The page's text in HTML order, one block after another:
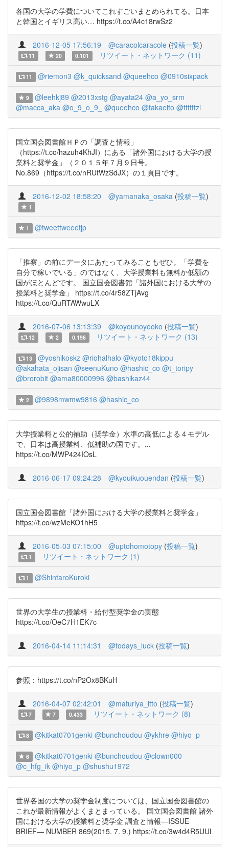
各国の大学の学費についてこれすごいまとめられてる。日本
と韓国とイギリス高い… https://t.co/A4c18rwSz2
2016-12-05 17:56:19 @caracolcaracole (投稿一覧)
11 20 0.101 リツイート・ネットワーク (11)
11 @riemon3 @k_quicksand @queehco @0910sixpack
9 @leehkj89 @2013xstg @ayata24 @a_yo_srm
@macca_aka @o_9_o_9_ @queehco @takaeito @ttttttzl
国立国会図書館ＨＰの「調査と情報」
（https://t.co/hazuh4KhJI）にある「諸外国における大学の授
業料と奨学金」（２０１５年７月９日号。
No.869（https://t.co/nRUfWzSdJX）の１頁目です。
2016-12-02 18:58:20 @yamanaka_osaka (投稿一覧)
1
1 @tweettweeetjp
「推察」の前にデータにあたってみることもぜひ。「学費を
自分で稼いでいる」のではなく、大学授業料も無料か低額の
国がほとんどです。 国立国会図書館「諸外国における大学の
授業料と奨学金」 https://t.co/4r58ZTjAvg
https://t.co/QuRTAWwuLX
2016-07-06 13:13:39 @koyounoyooko (投稿一覧)
12 2 0.196 リツイート・ネットワーク (13)
13 @yoshikoskz @riohalhalo @kyoto18kippu
@akahata_ojisan @seenuKuno @hashic_co @t_toripy
@brorobit @ama80000996 @bashikaz44
2 @9898mwmw9816 @hashic_co
大学授業料と公的補助（奨学金）水準の高低による４モデル
で、日本は高授業料、低補助の国です。...
https://t.co/MWP424IOsL
2016-06-17 09:24:28 @kyouikuouendan (投稿一覧)
国立国会図書館「諸外国における大学の授業料と奨学金」
https://t.co/wzMeKO1hH5
2016-05-03 07:15:00 @uptohomotopy (投稿一覧)
1 リツイート・ネットワーク (1)
1 @ShintaroKuroki
世界の大学生の授業料・給付型奨学金の実態
https://t.co/OeC7H1EK7c
2016-04-14 11:14:31 @todays_luck (投稿一覧)
参照：https://t.co/nP2Ox8BKuH
2016-04-07 02:42:01 @maturiya_itto (投稿一覧)
7 7 0.433 リツイート・ネットワーク (8)
8 @kitkat0701genki @bunchoudou @ykhre @hiyo_p
6 @kitkat0701genki @bunchoudou @clown000
@c_hfg_ik @hiyo_p @shushu1972
世界各国の大学の奨学金制度については、国立国会図書館の
これが最新情報がよくまとまっている。 国立国会図書館 諸外
国における大学の授業料と奨学金 調査と情報―ISSUE
BRIEF― NUMBER 869(2015. 7. 9.) https://t.co/3w4d4R5UUl